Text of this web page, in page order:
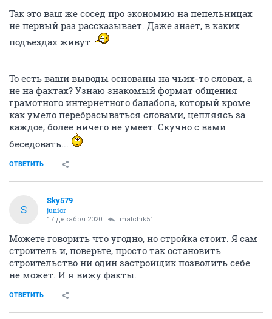
Так это ваш же сосед про экономию на пепельницах
не первый раз рассказывает. Даже знает, в каких
подъездах живут
То есть ваши выводы основаны на чьих-то словах, а
не на фактах? Узнаю знакомый формат общения
грамотного интернетного балабола, который кроме
как умело перебрасываться словами, цепляясь за
каждое, более ничего не умеет. Скучно с вами
беседовать...
ОТВЕТИТЬ
S
Sky579
junior
17 декабря 2020 malchik51
Можете говорить что угодно, но стройка стоит. Я сам
строитель и, поверьте, просто так остановить
строительство ни один застройщик позволить себе
не может. И я вижу факты.
ОТВЕТИТЬ